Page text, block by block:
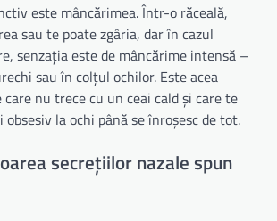
este mâncărimea. Într-o răceală,
sau te poate zgâria, dar în cazul
senzația este de mâncărime intensă –
sau în colțul ochilor. Este acea
nu trece cu un ceai cald și care te
obsesiv la ochi până se înroșesc de tot.
secrețiilor nazale spun